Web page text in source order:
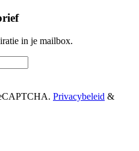
in je mailbox.
Privacybeleid &